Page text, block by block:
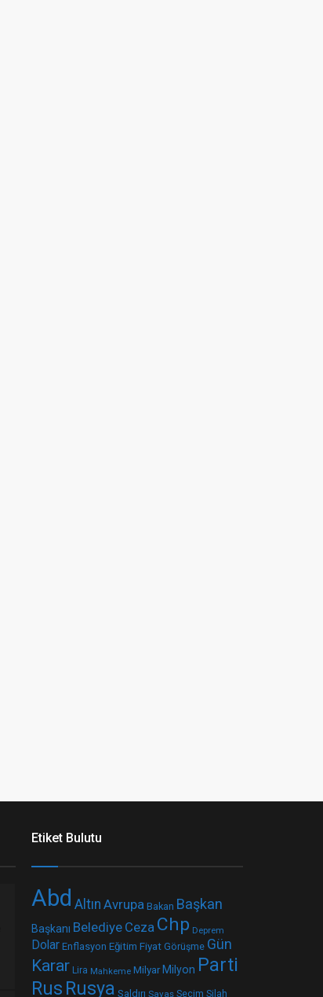
Etiket Bulutu
Abd Altın Avrupa Bakan Başkan
Başkanı Belediye Ceza Chp Deprem
Dolar Enflasyon Eğitim Fiyat Görüşme Gün
Karar Lira Mahkeme Milyar Milyon Parti
Rus Rusya Saldırı Savaş Seçim Silah